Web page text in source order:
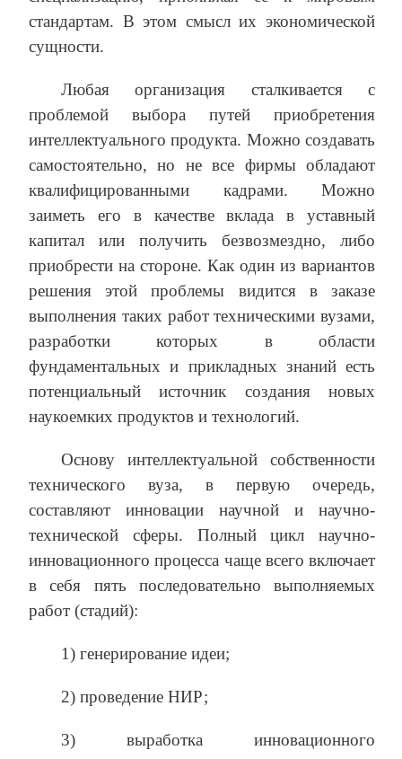
стандартам. В этом смысл их экономической
сущности.
Любая организация сталкивается с
проблемой выбора путей приобретения
интеллектуального продукта. Можно создавать
самостоятельно, но не все фирмы обладают
квалифицированными кадрами. Можно
заиметь его в качестве вклада в уставный
капитал или получить безвозмездно, либо
приобрести на стороне. Как один из вариантов
решения этой проблемы видится в заказе
выполнения таких работ техническими вузами,
разработки которых в области
фундаментальных и прикладных знаний есть
потенциальный источник создания новых
наукоемких продуктов и технологий.
Основу интеллектуальной собственности
технического вуза, в первую очередь,
составляют инновации научной и научно-
технической сферы. Полный цикл научно-
инновационного процесса чаще всего включает
в себя пять последовательно выполняемых
работ (стадий):
1) генерирование идеи;
2) проведение НИР;
3) выработка инновационного